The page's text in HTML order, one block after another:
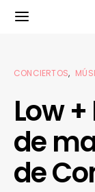
CONCIERTOS
Low
de
de